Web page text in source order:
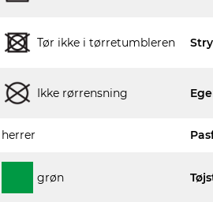
Tør ikke i tørretumbleren
Ikke rørrensning
herrer
grøn